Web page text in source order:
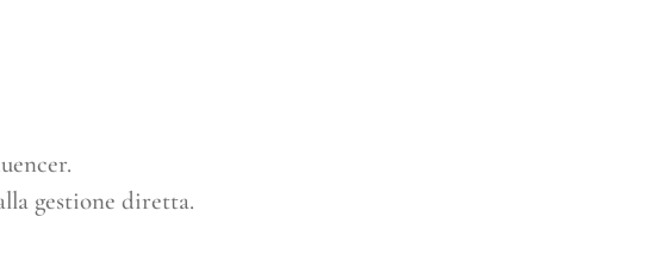
gestione diretta.